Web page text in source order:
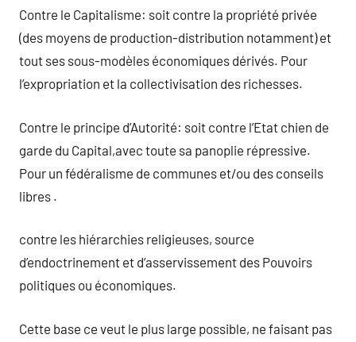
Contre le Capitalisme: soit contre la propriété privée
(des moyens de production-distribution notamment) et
tout ses sous-modèles économiques dérivés. Pour
l’expropriation et la collectivisation des richesses.
Contre le principe d’Autorité: soit contre l’Etat chien de
garde du Capital,avec toute sa panoplie répressive.
Pour un fédéralisme de communes et/ou des conseils
libres .
contre les hiérarchies religieuses, source
d’endoctrinement et d’asservissement des Pouvoirs
politiques ou économiques.
Cette base ce veut le plus large possible, ne faisant pas